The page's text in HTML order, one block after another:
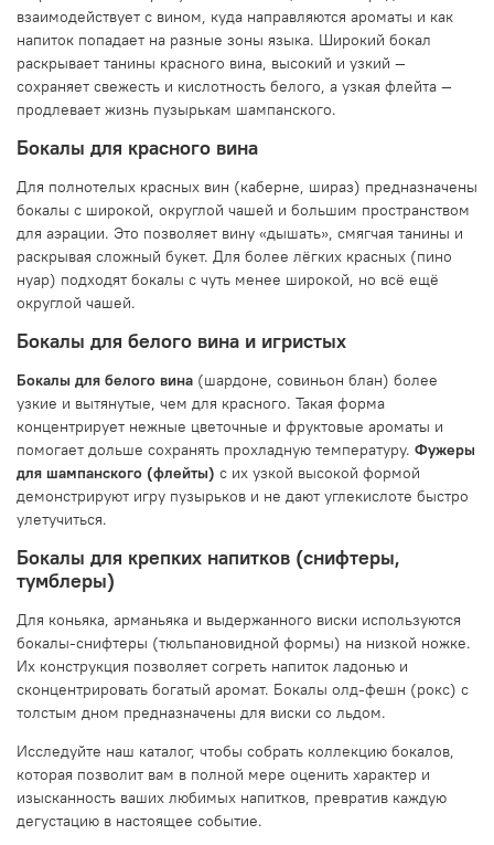
взаимодействует с вином, куда направляются ароматы и как
напиток попадает на разные зоны языка. Широкий бокал
раскрывает танины красного вина, высокий и узкий —
сохраняет свежесть и кислотность белого, а узкая флейта —
продлевает жизнь пузырькам шампанского.
Бокалы для красного вина
Для полнотелых красных вин (каберне, шираз) предназначены
бокалы с широкой, округлой чашей и большим пространством
для аэрации. Это позволяет вину «дышать», смягчая танины и
раскрывая сложный букет. Для более лёгких красных (пино
нуар) подходят бокалы с чуть менее широкой, но всё ещё
округлой чашей.
Бокалы для белого вина и игристых
Бокалы для белого вина (шардоне, совиньон блан) более
узкие и вытянутые, чем для красного. Такая форма
концентрирует нежные цветочные и фруктовые ароматы и
помогает дольше сохранять прохладную температуру. Фужеры
для шампанского (флейты) с их узкой высокой формой
демонстрируют игру пузырьков и не дают углекислоте быстро
улетучиться.
Бокалы для крепких напитков (снифтеры,
тумблеры)
Для коньяка, арманьяка и выдержанного виски используются
бокалы-снифтеры (тюльпановидной формы) на низкой ножке.
Их конструкция позволяет согреть напиток ладонью и
сконцентрировать богатый аромат. Бокалы олд-фешн (рокс) с
толстым дном предназначены для виски со льдом.
Исследуйте наш каталог, чтобы собрать коллекцию бокалов,
которая позволит вам в полной мере оценить характер и
изысканность ваших любимых напитков, превратив каждую
дегустацию в настоящее событие.